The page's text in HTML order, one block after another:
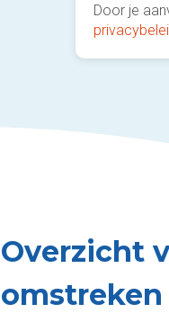
Door je
Overzicht
omstreken